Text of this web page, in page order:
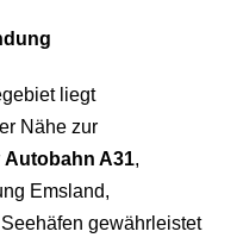
liegt
Nähe zur
Autobahn A31,
Emsland,
gewährleistet